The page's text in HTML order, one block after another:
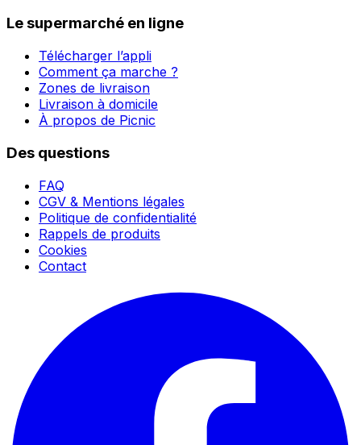
Le supermarché en ligne
Télécharger l’appli
Comment ça marche ?
Zones de livraison
Livraison à domicile
À propos de Picnic
Des questions
FAQ
CGV & Mentions légales
Politique de confidentialité
Rappels de produits
Cookies
Contact